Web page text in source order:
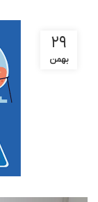
۲۹
بهمن